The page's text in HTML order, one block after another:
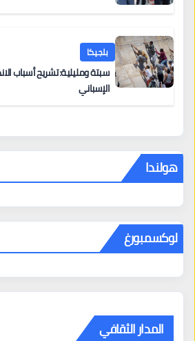
بلجيكا
سبتة ومليلية: تشريح أسباب
الإسباني
هولندا
لوكسمبورغ
المدار الثقافي